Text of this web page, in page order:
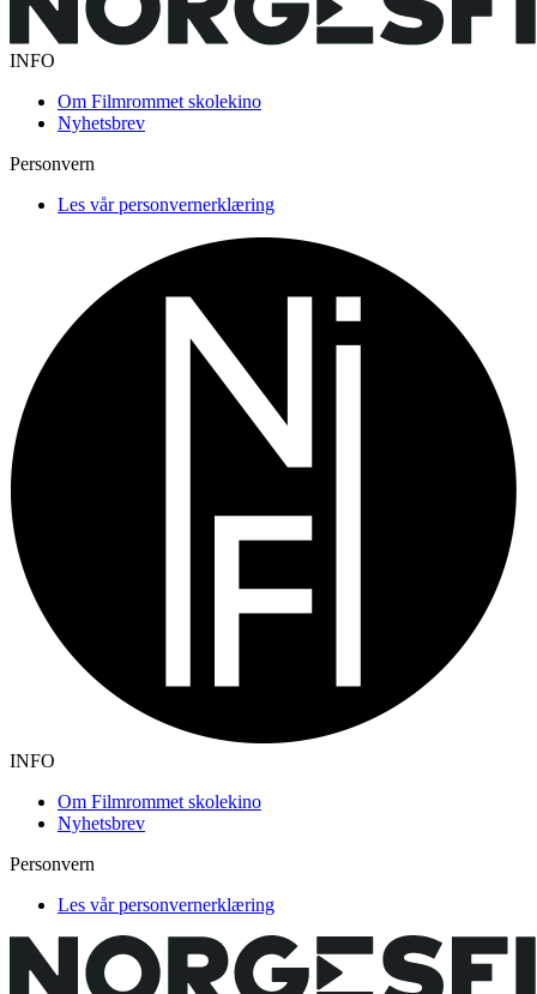
INFO
Om Filmrommet skolekino
Nyhetsbrev
Personvern
Les vår personvernerklæring
INFO
Om Filmrommet skolekino
Nyhetsbrev
Personvern
Les vår personvernerklæring